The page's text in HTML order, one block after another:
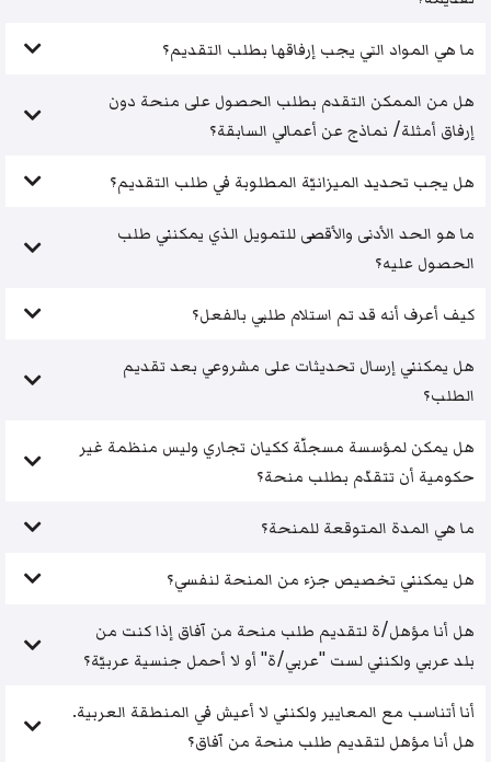
ما هي المواد التي يجب إرفاقها بطلب التقديم؟
هل من الممكن التقدم بطلب الحصول على منحة دون
إرفاق أمثلة/ نماذج عن أعمالي السابقة؟
هل يجب تحديد الميزانيّة المطلوبة في طلب التقديم؟
ما هو الحد الأدنى والأقصى للتمويل الذي يمكنني طلب
الحصول عليه؟
كيف أعرف أنه قد تم استلام طلبي بالفعل؟
هل يمكنني إرسال تحديثات على مشروعي بعد تقديم
الطلب؟
هل يمكن لمؤسسة مسجلّة ككيان تجاري وليس منظمة غير
حكومية أن تتقدّم بطلب منحة؟
ما هي المدة المتوقعة للمنحة؟
هل يمكنني تخصيص جزء من المنحة لنفسي؟
هل أنا مؤهل/ة لتقديم طلب منحة من آفاق إذا كنت من
بلد عربي ولكنني لست "عربي/ة" أو لا أحمل جنسية عربيّة؟
أنا أتناسب مع المعايير ولكنني لا أعيش في المنطقة العربية.
هل أنا مؤهل لتقديم طلب منحة من آفاق؟